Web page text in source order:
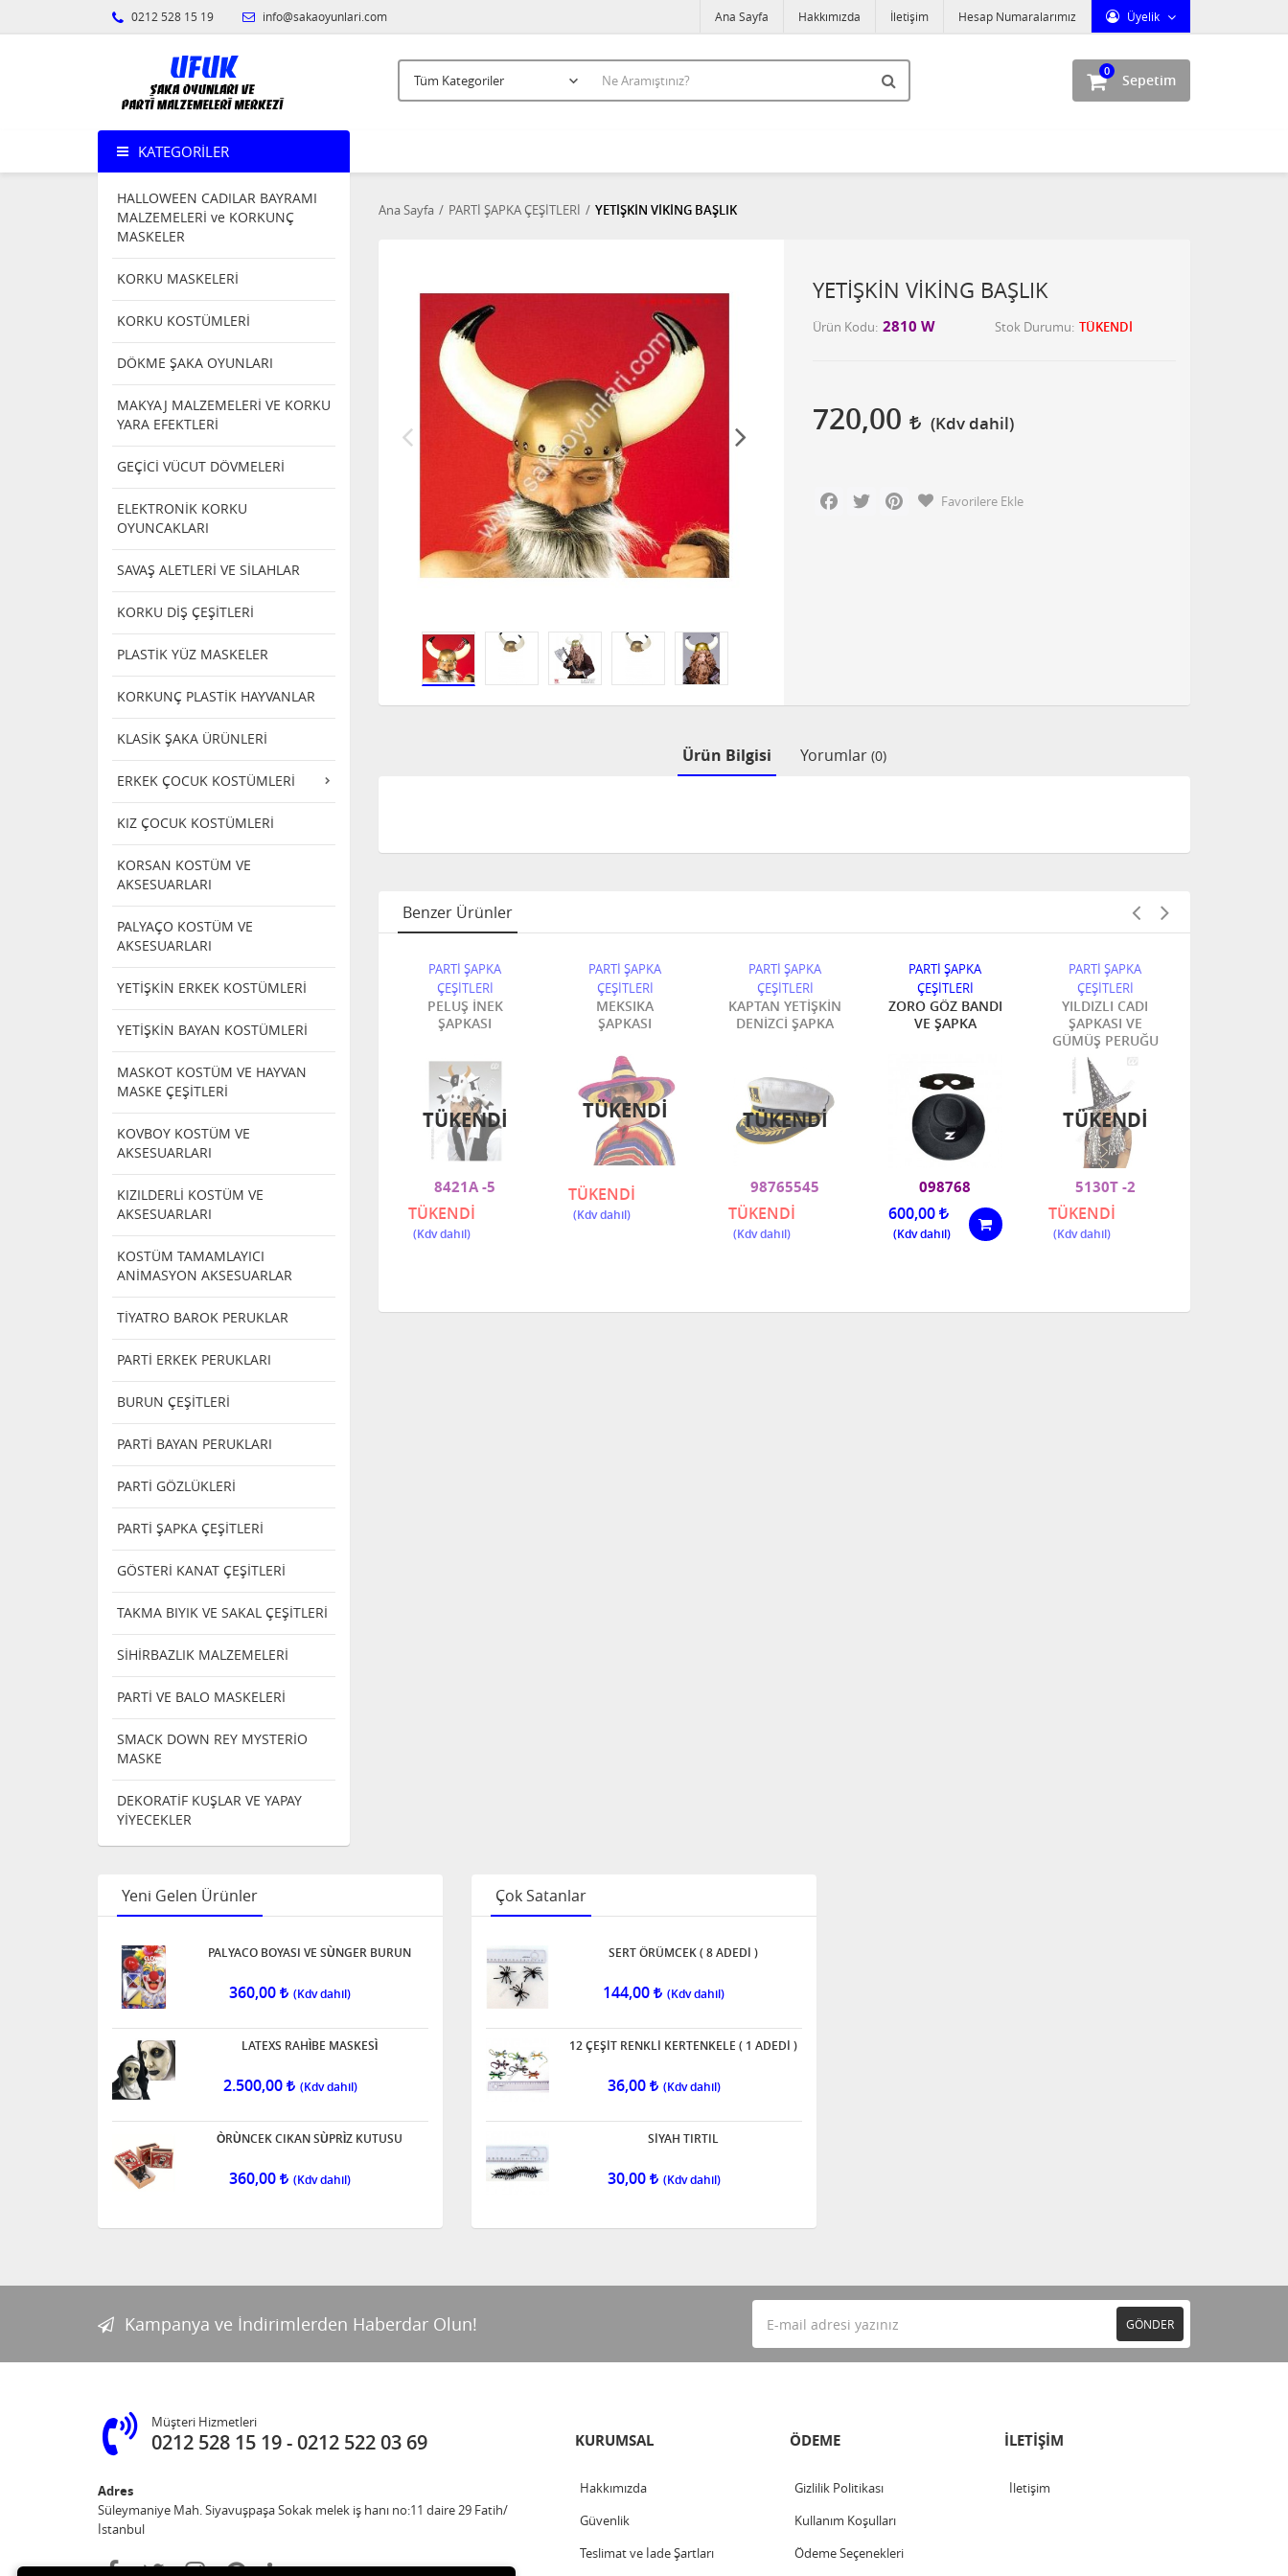
0212 528 15 19 info@sakaoyunlari.com Üyelik
Ana Sayfa Hakkımızda İletişim Hesap Numaralarımız
Sepetim
0
KATEGORILER
HALLOWEEN CADILAR BAYRAMI
MALZEMELERİ ve KORKUNÇ
MASKELER
KORKU MASKELERİ
KORKU KOSTÜMLERİ
DÖKME ŞAKA OYUNLARI
MAKYAJ MALZEMELERİ VE KORKU
YARA EFEKTLERİ
GEÇİCİ VÜCUT DÖVMELERİ
ELEKTRONİK KORKU
OYUNCAKLARI
SAVAŞ ALETLERİ VE SİLAHLAR
KORKU DİŞ ÇEŞİTLERİ
PLASTİK YÜZ MASKELER
KORKUNÇ PLASTİK HAYVANLAR
KLASİK ŞAKA ÜRÜNLERİ
ERKEK ÇOCUK KOSTÜMLERİ
KIZ ÇOCUK KOSTÜMLERİ
KORSAN KOSTÜM VE
AKSESUARLARI
PALYAÇO KOSTÜM VE
AKSESUARLARI
YETİŞKİN ERKEK KOSTÜMLERİ
YETİŞKİN BAYAN KOSTÜMLERİ
MASKOT KOSTÜM VE HAYVAN
MASKE ÇEŞİTLERİ
KOVBOY KOSTÜM VE
AKSESUARLARI
KIZILDERLİ KOSTÜM VE
AKSESUARLARI
KOSTÜM TAMAMLAYICI
ANİMASYON AKSESUARLAR
TİYATRO BAROK PERUKLAR
PARTİ ERKEK PERUKLARI
BURUN ÇEŞİTLERİ
PARTİ BAYAN PERUKLARI
PARTİ GÖZLÜKLERİ
PARTİ ŞAPKA ÇEŞİTLERİ
GÖSTERİ KANAT ÇEŞİTLERİ
TAKMA BIYIK VE SAKAL ÇEŞİTLERİ
SİHİRBAZLIK MALZEMELERİ
PARTİ VE BALO MASKELERİ
SMACK DOWN REY MYSTERİO
MASKE
DEKORATİF KUŞLAR VE YAPAY
YİYECEKLER
Ana Sayfa PARTİ ŞAPKA ÇEŞİTLERİ YETİŞKİN VİKİNG BAŞLIK
YETİŞKİN VİKİNG BAŞLIK
Ürün Kodu 2810 W Stok Durumu TÜKENDİ
720,00
Facebook
Twitter PinterestFavorilere Ekle
Ürün Bilgisi Yorumlar (0)
Benzer Ürünler
PARTİ ŞAPKA
ÇEŞİTLERİ
DENİZCİ ŞAPKASI
8425 M
480,00
PARTİ ŞAPKA
ÇEŞİTLERİ
KIRMIZI BAYAN
SHOW ŞAPKA
PARTİ ŞAPKA
ÇEŞİTLERİ
PELUŞ İNEK
ŞAPKASI
8421A -5
TÜKENDİ
TÜKENDI
PARTİ ŞAPKA
ÇEŞİTLERİ
MEKSIKA
ŞAPKASI
TÜKENDİ
TÜKENDI
PARTİ ŞAPKA
ÇEŞİTLERİ
KAPTAN YETİŞKİN
DENİZCİ ŞAPKA
98765545
TÜKENDİ
TÜKENDI
PARTİ ŞAPKA
ÇEŞİTLERİ
ZORO GÖZ BANDI
VE ŞAPKA
098768
600,00
PARTİ ŞAPKA
ÇEŞİTLERİ
YILDIZLI CADI
ŞAPKASI VE
GÜMÜŞ PERUĞU
5130T -2
TÜKENDİ
TÜKENDI
Yeni Gelen Ürünler
PALYACO BOYASI VE SÙNGER BURUN
360,00
LATEXS RAHÌBE MASKESÌ
2.500,00
ÒRÙNCEK CIKAN SÙPRÌZ KUTUSU
360,00
Çok Satanlar
SERT ÖRÜMCEK ( 8 ADEDİ )
144,00
12 ÇEŞİT RENKLİ KERTENKELE ( 1 ADEDİ )
36,00
SİYAH TIRTIL
30,00
Kampanya ve İndirimlerden Haberdar Olun! GÖNDER
Müşteri Hizmetleri
0212 528 15 19 0212 522 03 69
Adres
Süleymaniye Mah. Siyavuşpaşa Sokak melek iş hanı no:11 daire 29 Fatih/
İstanbul
KURUMSAL
Hakkımızda
Güvenlik
Teslimat ve İade Şartları
ÖDEME
Gizlilik Politikası
Kullanım Koşulları
Ödeme Seçenekleri
İLETİŞİM
İletişim